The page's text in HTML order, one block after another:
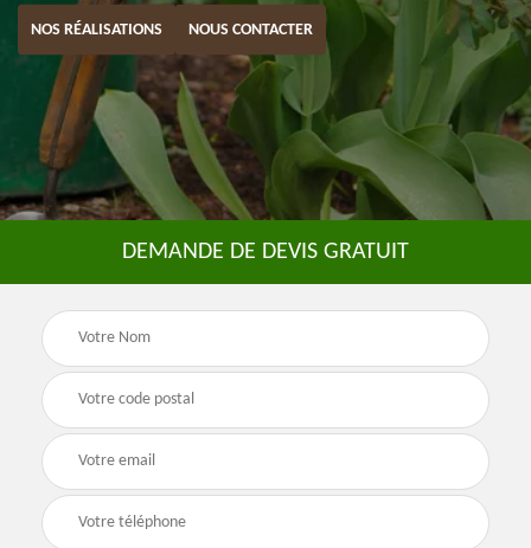
NOS RÉALISATIONS NOUS CONTACTER
DEMANDE DE DEVIS GRATUIT